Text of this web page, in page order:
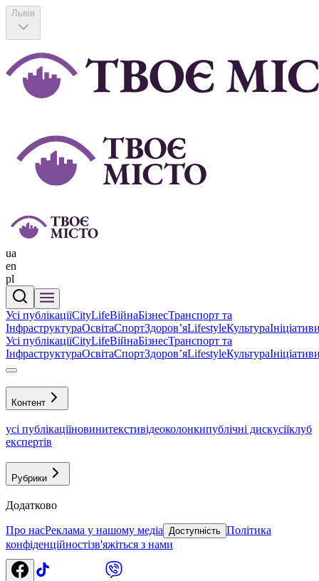
Львів
ua
en
pl
Усі публікаціїCityLifeВійнаБізнесТранспорт та
ІнфраструктураОсвітаСпортЗдоровʼяLifestyleКультура
Усі публікаціїCityLifeВійнаБізнесТранспорт та
ІнфраструктураОсвітаСпортЗдоровʼяLifestyleКультура
Контент
усі публікаціїновинитекстивідеоколонкипублічні дискусіїклуб
експертів
Рубрики
Додатково
Про насРеклама у нашому медіа Доступність Політика
конфіденційностізв'яжіться з нами